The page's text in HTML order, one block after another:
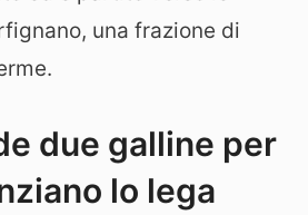
una frazione di
due galline per
lo lega